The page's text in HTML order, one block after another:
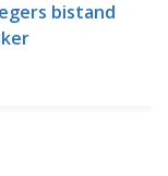
bistand